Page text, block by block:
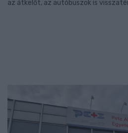
az átkelőt, az autóbuszok is